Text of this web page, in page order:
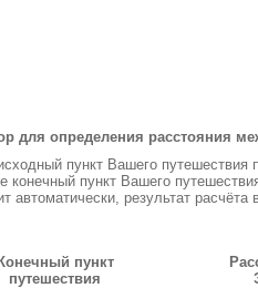
для определения расстояния
пункт Вашего путешествия
конечный пункт Вашего
автоматически, результат
Конечный пункт
путешествия